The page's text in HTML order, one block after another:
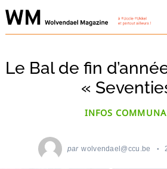
Skip
to
Le Bal de fin
«
INFOS
par wolvendael@ccu.be